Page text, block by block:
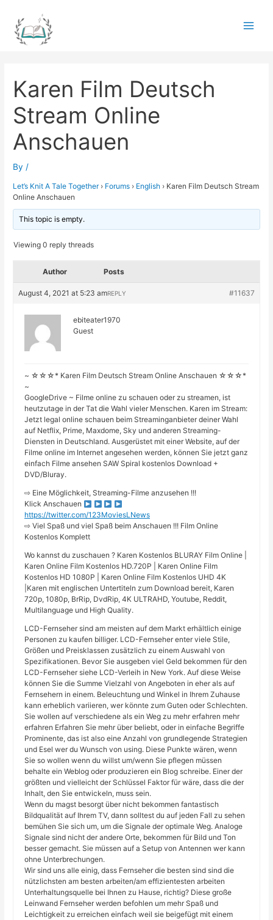
content
Karen Film Deutsch
Stream Online
Anschauen
By /
Let’s Knit A Tale Together › Forums › English › Karen Film Deutsch Stream
Online Anschauen
This topic is empty.
Viewing 0 reply threads
Author Posts
August 4, 2021 at 5:23 am #11637
REPLY
ebiteater1970
Guest
~ ☆☆☆* Karen Film Deutsch Stream Online Anschauen ☆☆☆*
~
GoogleDrive ~ Filme online zu schauen oder zu streamen, ist
heutzutage in der Tat die Wahl vieler Menschen. Karen im Stream:
Jetzt legal online schauen beim Streaminganbieter deiner Wahl
auf Netflix, Prime, Maxdome, Sky und anderen Streaming-
Diensten in Deutschland. Ausgerüstet mit einer Website, auf der
Filme online im Internet angesehen werden, können Sie jetzt ganz
einfach Filme ansehen SAW Spiral kostenlos Download +
DVD/Bluray.
⇨ Eine Möglichkeit, Streaming-Filme anzusehen !!!
Klick Anschauen
https://twitter.com/123MoviesLNews
⇨ Viel Spaß und viel Spaß beim Anschauen !!! Film Online
Kostenlos Komplett
Wo kannst du zuschauen ? Karen Kostenlos BLURAY Film Online |
Karen Online Film Kostenlos HD.720P | Karen Online Film
Kostenlos HD 1080P | Karen Online Film Kostenlos UHD 4K
|Karen mit englischen Untertiteln zum Download bereit, Karen
720p, 1080p, BrRip, DvdRip, 4K ULTRAHD, Youtube, Reddit,
Multilanguage und High Quality.
LCD-Fernseher sind am meisten auf dem Markt erhältlich einige
Personen zu kaufen billiger. LCD-Fernseher enter viele Stile,
Größen und Preisklassen zusätzlich zu einem Auswahl von
Spezifikationen. Bevor Sie ausgeben viel Geld bekommen für den
LCD-Fernseher siehe LCD-Verleih in New York. Auf diese Weise
können Sie die Summe Vielzahl von Angeboten in eher als auf
Fernsehern in einem. Beleuchtung und Winkel in Ihrem Zuhause
kann erheblich variieren, wer könnte zum Guten oder Schlechten.
Sie wollen auf verschiedene als ein Weg zu mehr erfahren mehr
erfahren Erfahren Sie mehr über beliebt, oder in einfache Begriffe
Prominente, das ist also eine Anzahl von grundlegende Strategien
und Esel wer du Wunsch von using. Diese Punkte wären, wenn
Sie so wollen wenn du willst um/wenn Sie pflegen müssen
behalte ein Weblog oder produzieren ein Blog schreibe. Einer der
größten und vielleicht der Schlüssel Faktor für wäre, dass die der
Inhalt, den Sie entwickeln, muss sein.
Wenn du magst besorgt über nicht bekommen fantastisch
Bildqualität auf Ihrem TV, dann solltest du auf jeden Fall zu sehen
bemühen Sie sich um, um die Signale der optimale Weg. Analoge
Signale sind nicht der andere Orte, bekommen für Bild und Ton
besser gemacht. Sie müssen auf a Setup von Antennen wer kann
ohne Unterbrechungen.
Wir sind uns alle einig, dass Fernseher die besten sind sind die
nützlichsten am besten arbeiten/am effizientesten arbeiten
Unterhaltungsquelle bei Ihnen zu Hause, richtig? Diese große
Leinwand Fernseher werden befohlen um mehr Spaß und
Leichtigkeit zu erreichen einfach weil sie beigefügt mit einem